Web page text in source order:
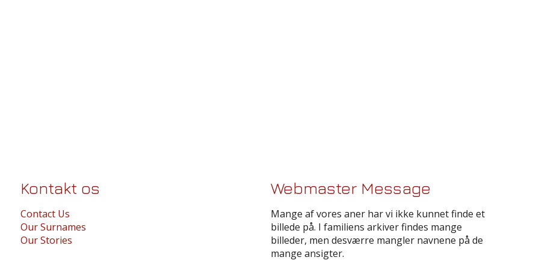
Kontakt os
Contact Us
Our Surnames
Our Stories
Webmaster Message
Mange af vores aner har vi ikke kunnet finde et
billede på. I familiens arkiver findes mange
billeder, men desværre mangler navnene på de
mange ansigter.